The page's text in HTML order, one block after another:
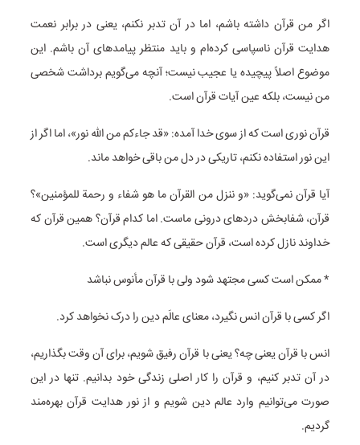
اگر من قرآن داشته باشم، اما در آن تدبر نکنم، یعنی در برابر نعمت
هدایت قرآن ناسپاسی کرده‌ام و باید منتظر پیامدهای آن باشم. این
موضوع اصلاً پیچیده یا عجیب نیست؛ آنچه می‌گویم برداشت شخصی
من نیست، بلکه عین آیات قرآن است.
قرآن نوری است که از سوی خدا آمده: «قد جاءکم من الله نور»، اما اگر از
این نور استفاده نکنم، تاریکی در دل من باقی خواهد ماند.
آیا قرآن نمی‌گوید: «و ننزل من القرآن ما هو شفاء و رحمة للمؤمنین»؟
قرآن، شفابخش دردهای درونی ماست. اما کدام قرآن؟ همین قرآن که
خداوند نازل کرده است، قرآن حقیقی که عالم دیگری است.
* ممکن است کسی مجتهد شود ولی با قرآن مأنوس نباشد
اگر کسی با قرآن انس نگیرد، معنای عالَم دین را درک نخواهد کرد.
انس با قرآن یعنی چه؟ یعنی با قرآن رفیق شویم، برای آن وقت بگذاریم،
در آن تدبر کنیم، و قرآن را کار اصلی زندگی خود بدانیم. تنها در این
صورت می‌توانیم وارد عالم دین شویم و از نور هدایت قرآن بهره‌مند
گردیم.